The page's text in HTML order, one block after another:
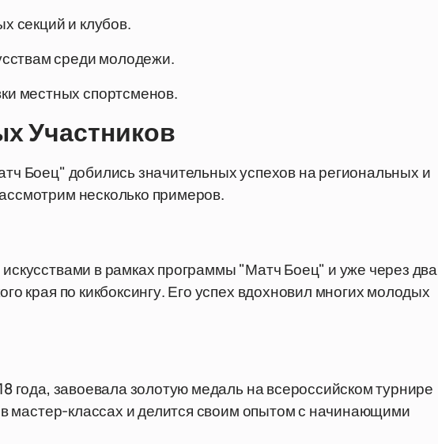
секций и клубов.
среди молодежи.
местных спортсменов.
Участников
Боец" добились значительных успехов на региональных и
несколько примеров.
в рамках программы "Матч Боец" и уже через два
края по кикбоксингу. Его успех вдохновил многих молодых
года, завоевала золотую медаль на всероссийском турнире
мастер-классах и делится своим опытом с начинающими